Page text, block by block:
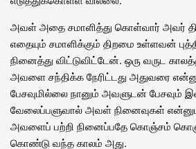
அவள் அதை சமாளித்து கொள்வார் அவர்
எதையும் சமாளிக்கும் திறமை உள்ளவன்
நினைத்து விட்டுவிட்டேன். ஒரு வருட
அவளை சந்திக்க நேரிட்டது அதுவரை
பேசவுமில்லை நானும் அவளுடன்
வேலைப்பளுவால் அவள் நினைவுகள்
அவளைப் பற்றி நினைப்பதே கொஞ்சம்
கொண்டு வந்த காலம் அது.